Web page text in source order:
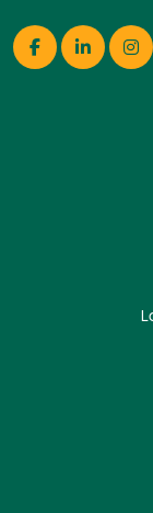
Facebook
LinkedIn